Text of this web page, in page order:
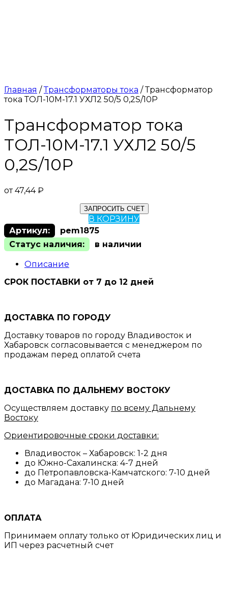
Главная /Трансформаторы тока / Трансформатор
тока ТОЛ-10М-17.1 УХЛ2 50/5 0,2S/10Р
Трансформатор тока
ТОЛ-10М-17.1 УХЛ2 50/5
0,2S/10Р
от47,44₽
ЗАПРОСИТЬ СЧЕТ
В КОРЗИНУ
Артикул:
pem1875
Статус наличия:
в наличии
Описание
СРОК ПОСТАВКИ от 7 до 12 дней
ДОСТАВКА ПО ГОРОДУ
Доставку товаров по городу Владивосток и
Хабаровск согласовывается с менеджером по
продажам перед оплатой счета
ДОСТАВКА ПО ДАЛЬНЕМУ ВОСТОКУ
Осуществляем доставку по всему Дальнему
Востоку
Ориентировочные сроки доставки:
Владивосток – Хабаровск: 1-2 дня
до Южно-Сахалинска: 4-7 дней
до Петропавловска-Камчатского: 7-10 дней
до Магадана: 7-10 дней
ОПЛАТА
Принимаем оплату только от Юридических лиц и
ИП через расчетный счет